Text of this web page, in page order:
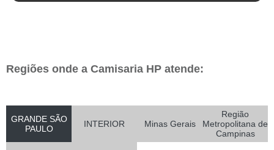
Regiões onde a Camisaria HP atende:
GRANDE SÃO
PAULO
INTERIOR Minas Gerais
Região
Metropolitana de
Campinas